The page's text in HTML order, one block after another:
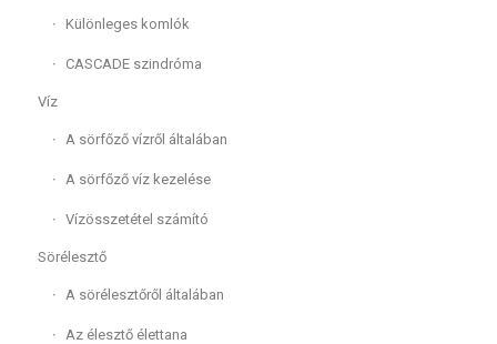
Különleges komlók
CASCADE szindróma
Víz
A sörfőző vízről általában
A sörfőző víz kezelése
Vízösszetétel számító
Sörélesztő
A sörélesztőről általában
Az élesztő élettana